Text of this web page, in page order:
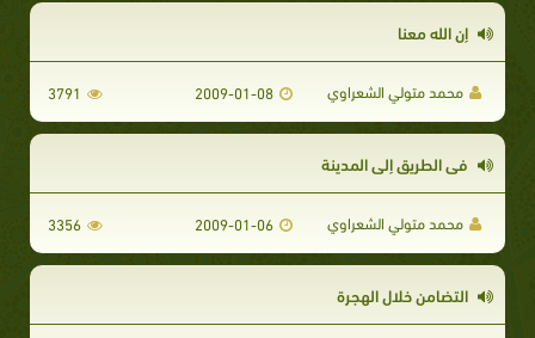
إن الله معنا
محمد متولي الشعراوي 2009-01-08
3791
فى الطريق إلى المدينة
محمد متولي الشعراوي 2009-01-06
3356
التضامن خلال الهجرة